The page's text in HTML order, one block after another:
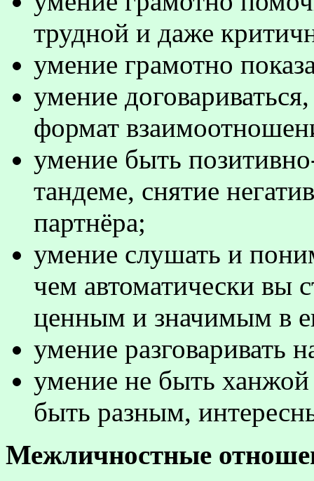
трудной и даже
умение грамотно
умение
формат
умение быть
тандеме, снятие
партнёра;
умение слушать и
чем автоматически вы
ценным и значимым в
умение разговаривать
умение не быть
быть разным,
Межличностные